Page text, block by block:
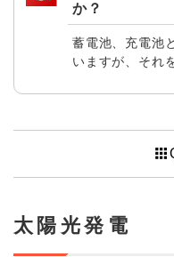
か？
蓄電池、充電池
いますが、それ
apps
太陽光発電